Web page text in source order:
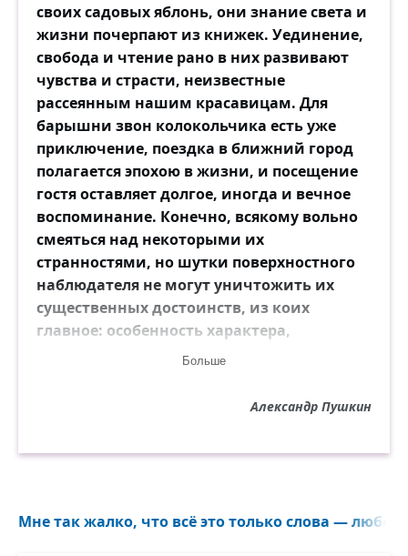
своих садовых яблонь, они знание света и
жизни почерпают из книжек. Уединение,
свобода и чтение рано в них развивают
чувства и страсти, неизвестные
рассеянным нашим красавицам. Для
барышни звон колокольчика есть уже
приключение, поездка в ближний город
полагается эпохою в жизни, и посещение
гостя оставляет долгое, иногда и вечное
воспоминание. Конечно, всякому вольно
смеяться над некоторыми их
странностями, но шутки поверхностного
наблюдателя не могут уничтожить их
существенных достоинств, из коих
главное: особенность характера,
самобытность, без чего, по мнению Жан-
величия. В столицах женщины получают,
Больше
Александр Пушкин
Мне так жалко, что всё это только слова —